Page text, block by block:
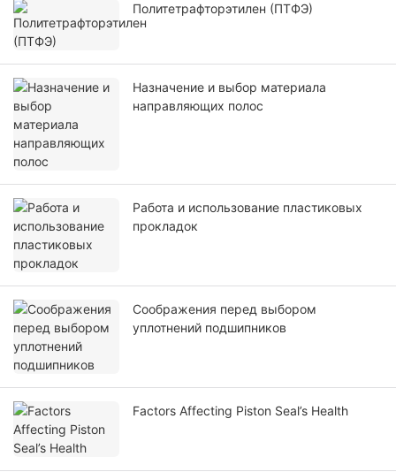
Политетрафторэтилен (ПТФЭ)
Назначение и выбор материала
направляющих полос
Работа и использование пластиковых
прокладок
Соображения перед выбором
уплотнений подшипников
Factors Affecting Piston Seal’s Health